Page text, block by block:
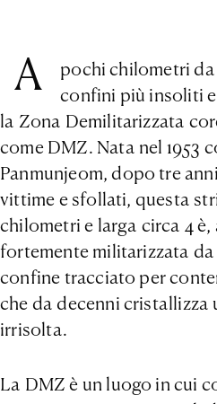
A
pochi chilometri da
confini più insoliti
la Zona Demilitarizzata
come DMZ. Nata nel 1953
Panmunjeom, dopo tre
vittime e sfollati, questa
chilometri e larga circa 4
fortemente militarizzata
confine tracciato per
che da decenni cristallizza
irrisolta.
La DMZ è un luogo in cui